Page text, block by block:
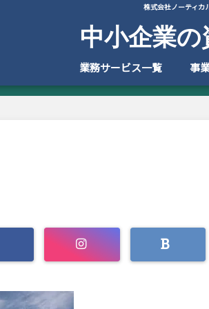
株式会社ノーティカ
中小企業
業務サービス一覧 事